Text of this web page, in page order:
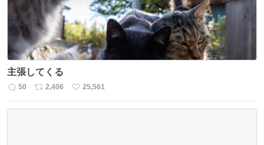
主張してくる
返
50
リ
2,406
い
25,561